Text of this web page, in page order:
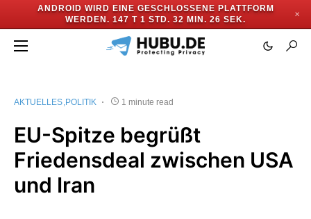
ANDROID WIRD EINE GESCHLOSSENE PLATTFORM
WERDEN. 147 T 1 STD. 32 MIN. 25 SEK.
✕
AKTUELLES POLITIK 1 minute read
EU-Spitze begrüßt
Friedensdeal zwischen USA
und Iran